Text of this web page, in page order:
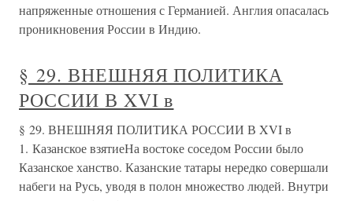
напряженные отношения с Германией. Англия опасалась
проникновения России в Индию.
§ 29. ВНЕШНЯЯ ПОЛИТИКА
РОССИИ В XVI в
§ 29. ВНЕШНЯЯ ПОЛИТИКА РОССИИ В XVI в
1. Казанское взятиеНа востоке соседом России было
Казанское ханство. Казанские татары нередко совершали
набеги на Русь, уводя в полон множество людей. Внутри